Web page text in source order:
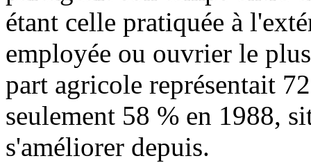
étant celle pratiquée à
employée ou ouvrier le
part agricole représentait
seulement 58 % en 1988,
s'améliorer depuis.